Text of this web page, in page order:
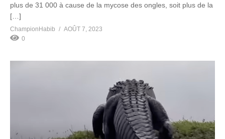
plus de 31 000 à cause de la mycose des ongles, soit plus de la
[…]
ChampionHabib
AOÛT 7, 2023
0